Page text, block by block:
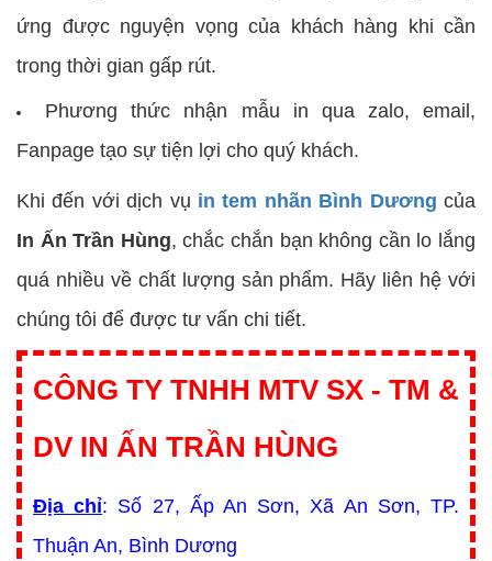
ứng được nguyện vọng của khách hàng khi cần
trong thời gian gấp rút.
Phương thức nhận mẫu in qua zalo, email,
Fanpage tạo sự tiện lợi cho quý khách.
Khi đến với dịch vụ in tem nhãn Bình Dương của
In Ấn Trần Hùng, chắc chắn bạn không cần lo lắng
quá nhiều về chất lượng sản phẩm. Hãy liên hệ với
chúng tôi để được tư vấn chi tiết.
CÔNG TY TNHH MTV SX - TM &
DV IN ẤN TRẦN HÙNG
Địa chỉ: Số 27, Ấp An Sơn, Xã An Sơn, TP.
Thuận An, Bình Dương